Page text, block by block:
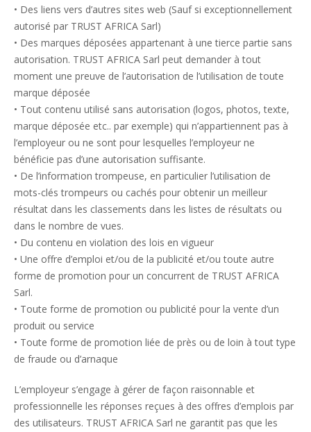
• Des liens vers d’autres sites web (Sauf si exceptionnellement
autorisé par TRUST AFRICA Sarl)
• Des marques déposées appartenant à une tierce partie sans
autorisation. TRUST AFRICA Sarl peut demander à tout
moment une preuve de l’autorisation de l’utilisation de toute
marque déposée
• Tout contenu utilisé sans autorisation (logos, photos, texte,
marque déposée etc.. par exemple) qui n’appartiennent pas à
l’employeur ou ne sont pour lesquelles l’employeur ne
bénéficie pas d’une autorisation suffisante.
• De l’information trompeuse, en particulier l’utilisation de
mots-clés trompeurs ou cachés pour obtenir un meilleur
résultat dans les classements dans les listes de résultats ou
dans le nombre de vues.
• Du contenu en violation des lois en vigueur
• Une offre d’emploi et/ou de la publicité et/ou toute autre
forme de promotion pour un concurrent de TRUST AFRICA
Sarl.
• Toute forme de promotion ou publicité pour la vente d’un
produit ou service
• Toute forme de promotion liée de près ou de loin à tout type
de fraude ou d’arnaque
L’employeur s’engage à gérer de façon raisonnable et
professionnelle les réponses reçues à des offres d’emplois par
des utilisateurs. TRUST AFRICA Sarl ne garantit pas que les